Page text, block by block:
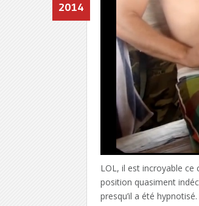
2014
LOL, il est incroyable
position quasiment
presqu’il a été